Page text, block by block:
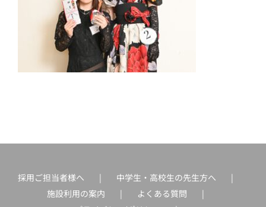
採用ご担当者様へ
中学生・高校生の先生方へ
施設利用の案内
よくある質問